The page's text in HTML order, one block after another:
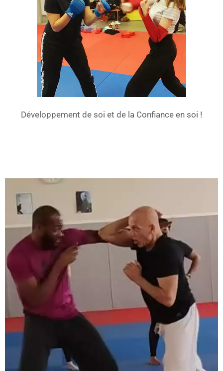
Développement de soi et de la Confiance en soi !